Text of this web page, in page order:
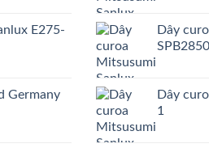
E275-
Germany
Dây
SPB2850
Dây
1